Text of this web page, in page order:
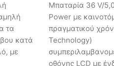
τα
κατά
με
Mπαταρία 36 V/
Power με
πραγματικού
Technology)
οθόνης LCD με